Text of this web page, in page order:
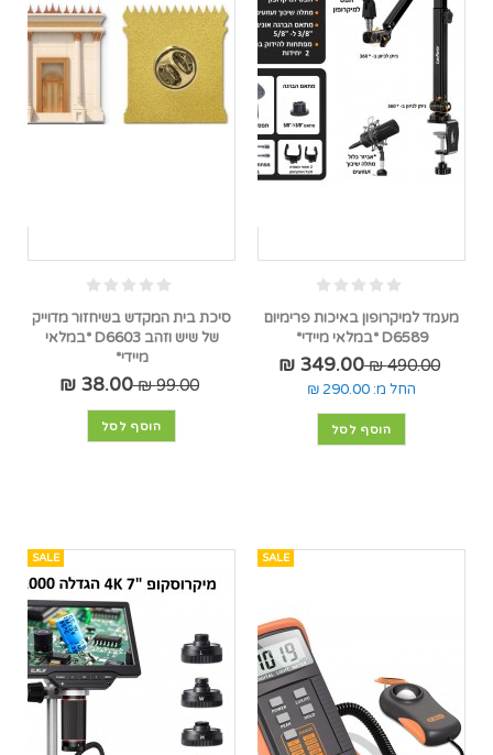
מעמד למיקרופון באיכות פרימיום
D6589 *במלאי מיידי*
490.00 ₪
349.00 ₪
החל מ: 290.00 ₪
הוסף לסל
סיכת בית המקדש בשיחזור מדוייק
של שיש וזהב D6603 *במלאי
מיידי*
99.00 ₪
38.00 ₪
הוסף לסל
SALE
SALE